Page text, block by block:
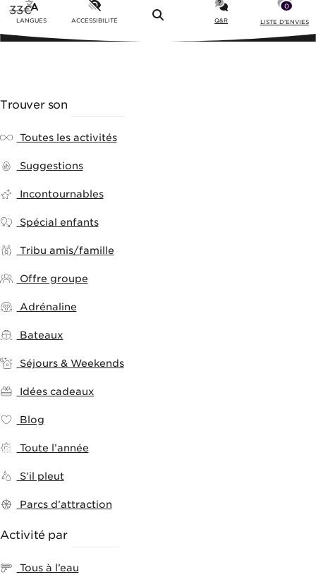
33€
LANGUES ACCESSIBILITÉ Menu Q&R
0
LISTE D'ENVIES
Trouver son
Toutes les activités
Suggestions
Incontournables
Spécial enfants
Tribu amis/famille
Offre groupe
Adrénaline
Bateaux
Séjours & Weekends
Idées cadeaux
Blog
Toute l’année
S’il pleut
Parcs d’attraction
Activité par
Tous à l’eau